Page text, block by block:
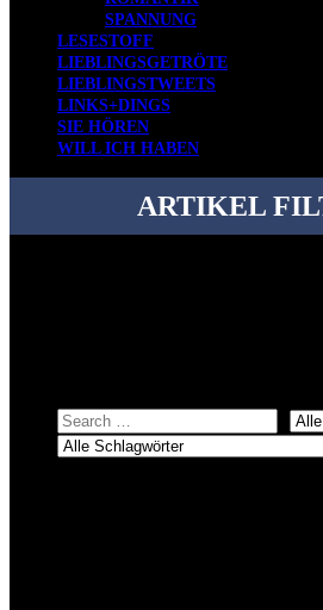
SPANNUNG
LESESTOFF
LIEBLINGSGETRÖTE
LIEBLINGSTWEETS
LINKS+DINGS
SIE HÖREN
WILL ICH HABEN
ARTIKEL